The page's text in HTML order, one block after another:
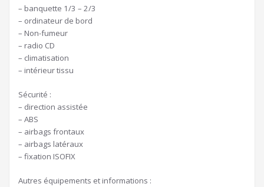
– banquette 1/3 – 2/3
– ordinateur de bord
– Non-fumeur
– radio CD
– climatisation
– intérieur tissu
Sécurité :
– direction assistée
– ABS
– airbags frontaux
– airbags latéraux
– fixation ISOFIX
Autres équipements et informations :